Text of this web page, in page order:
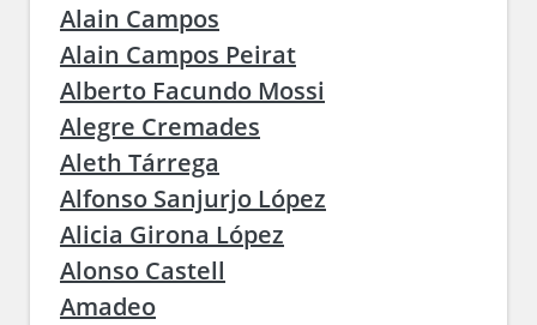
Alain Campos
Alain Campos Peirat
Alberto Facundo Mossi
Alegre Cremades
Aleth Tárrega
Alfonso Sanjurjo López
Alicia Girona López
Alonso Castell
Amadeo